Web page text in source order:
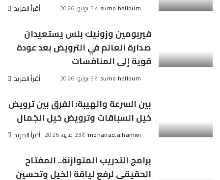
Posted
sumo halloum 3 يونيو، 2026 أقرأ المزيد
فيربومين وزونيك بلس يستعيدان
صدارة العالم في الترويض بعد عودة
قوية إلى المنافسات
Posted
sumo halloum 3 يونيو، 2026 أقرأ المزيد
بين السرعة والهيبة: الفرق بين ترويض
خيل السباقات وترويض خيل الجَمال
Posted
mohanad.alhamwi 23 مايو، 2026 أقرأ المزيد
برامج التدريب المتوازنة.. المفتاح
الحقيقي لرفع لياقة الخيل وتحسين